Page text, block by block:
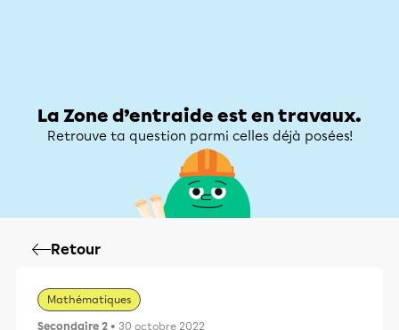
La Zone d’entraide est en travaux.
Retrouve ta question parmi celles déjà posées!
Retour
Mathématiques
Secondaire 2 • 30 octobre 2022